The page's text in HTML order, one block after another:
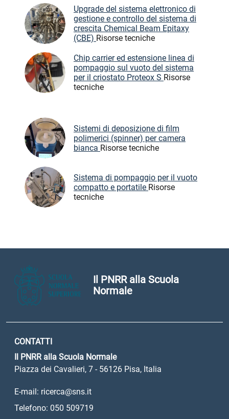
Upgrade del sistema elettronico di
gestione e controllo del sistema di
crescita Chemical Beam Epitaxy
(CBE) Risorse tecniche
Chip carrier ed estensione linea di
pompaggio sul vuoto del sistema
per il criostato Proteox S Risorse
tecniche
Sistemi di deposizione di film
polimerici (spinner) per camera
bianca Risorse tecniche
Sistema di pompaggio per il vuoto
compatto e portatile Risorse
tecniche
Il PNRR alla Scuola
Normale
CONTATTI
Il PNRR alla Scuola Normale
Piazza dei Cavalieri, 7 - 56126 Pisa, Italia
E-mail: ricerca@sns.it
Telefono: 050 509719